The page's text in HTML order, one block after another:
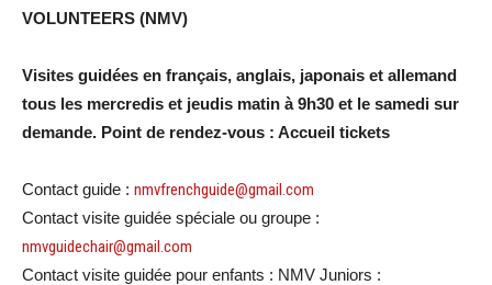
VOLUNTEERS (NMV)
Visites guidées en français, anglais, japonais et allemand
tous les mercredis et jeudis matin à 9h30 et le samedi sur
demande. Point de rendez-vous : Accueil tickets
Contact guide : nmvfrenchguide@gmail.com
Contact visite guidée spéciale ou groupe :
nmvguidechair@gmail.com
Contact visite guidée pour enfants : NMV Juniors :